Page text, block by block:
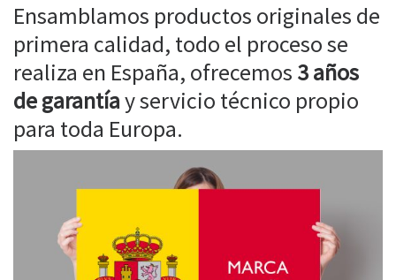
Ensamblamos productos originales de
primera calidad, todo el proceso se
realiza en España, ofrecemos 3 años
de garantíay servicio técnico propio
para toda Europa.